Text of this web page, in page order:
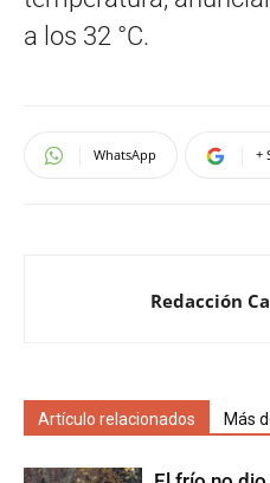
a los 32 °C.
WhatsApp +
Redacción
Artículo relacionados Más